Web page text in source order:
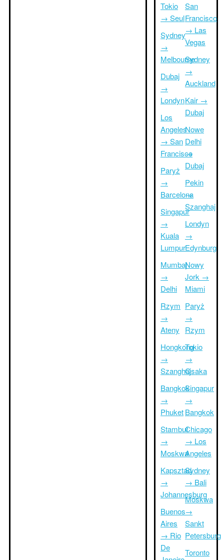
Tokio
→ Seul
Sydney
→
Melbourne
Dubaj
→
Londyn
Los
Angeles
→ San
Francisco
Paryż
→
Barcelona
Singapur
→
Kuala
Lumpur
Mumbaj
→
Delhi
Rzym
→
Ateny
Hongkong
→
Szanghaj
Bangkok
→
Phuket
Stambuł
→
Moskwa
Kapsztad
→
Johannesburg
Buenos
Aires
→ Rio
De
San
Francisco
→ Las
Vegas
Sydney
→
Auckland
Kair →
Dubaj
Nowe
Delhi
→
Dubaj
Pekin
→
Szanghaj
Londyn
→
Edynburg
Nowy
Jork →
Miami
Paryż
→
Rzym
Tokio
→
Osaka
Singapur
→
Bangkok
Chicago
→ Los
Angeles
Sydney
→ Bali
Moskwa
→
Sankt
Petersburg
Toronto